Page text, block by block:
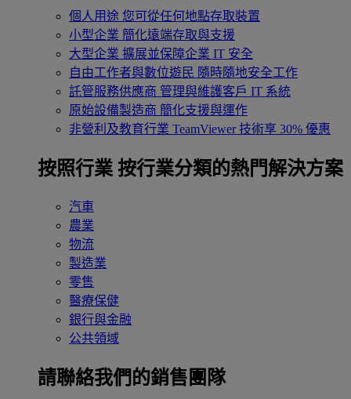
個人用途 您可從任何地點存取裝置
小型企業 簡化遠端存取與支援
大型企業 擴展並保障企業 IT 安全
自由工作者與數位遊民 隨時隨地安全工作
託管服務供應商 管理與維護客戶 IT 系統
原始設備製造商 簡化支援與運作
非營利及教育行業 TeamViewer 技術享 30% 優惠
按照行業 按行業分類的熱門解決方案
汽車
農業
物流
製造業
零售
醫療保健
銀行與金融
公共領域
請聯絡我們的銷售團隊